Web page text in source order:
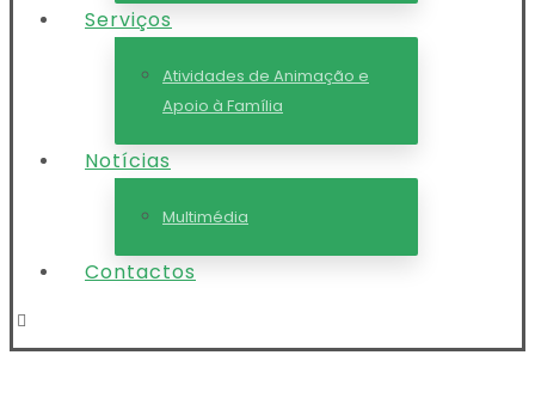
Serviços
Atividades de Animação e
Apoio à Família
Notícias
Multimédia
Contactos